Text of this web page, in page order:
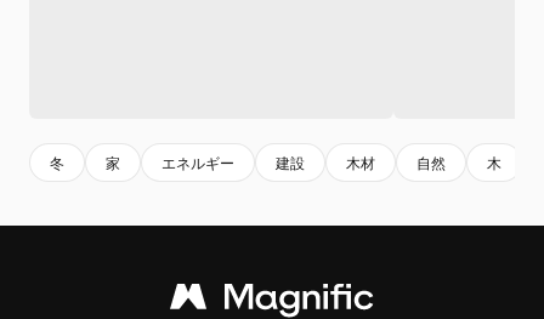
冬 家 エネルギー 建設 木材 自然 木